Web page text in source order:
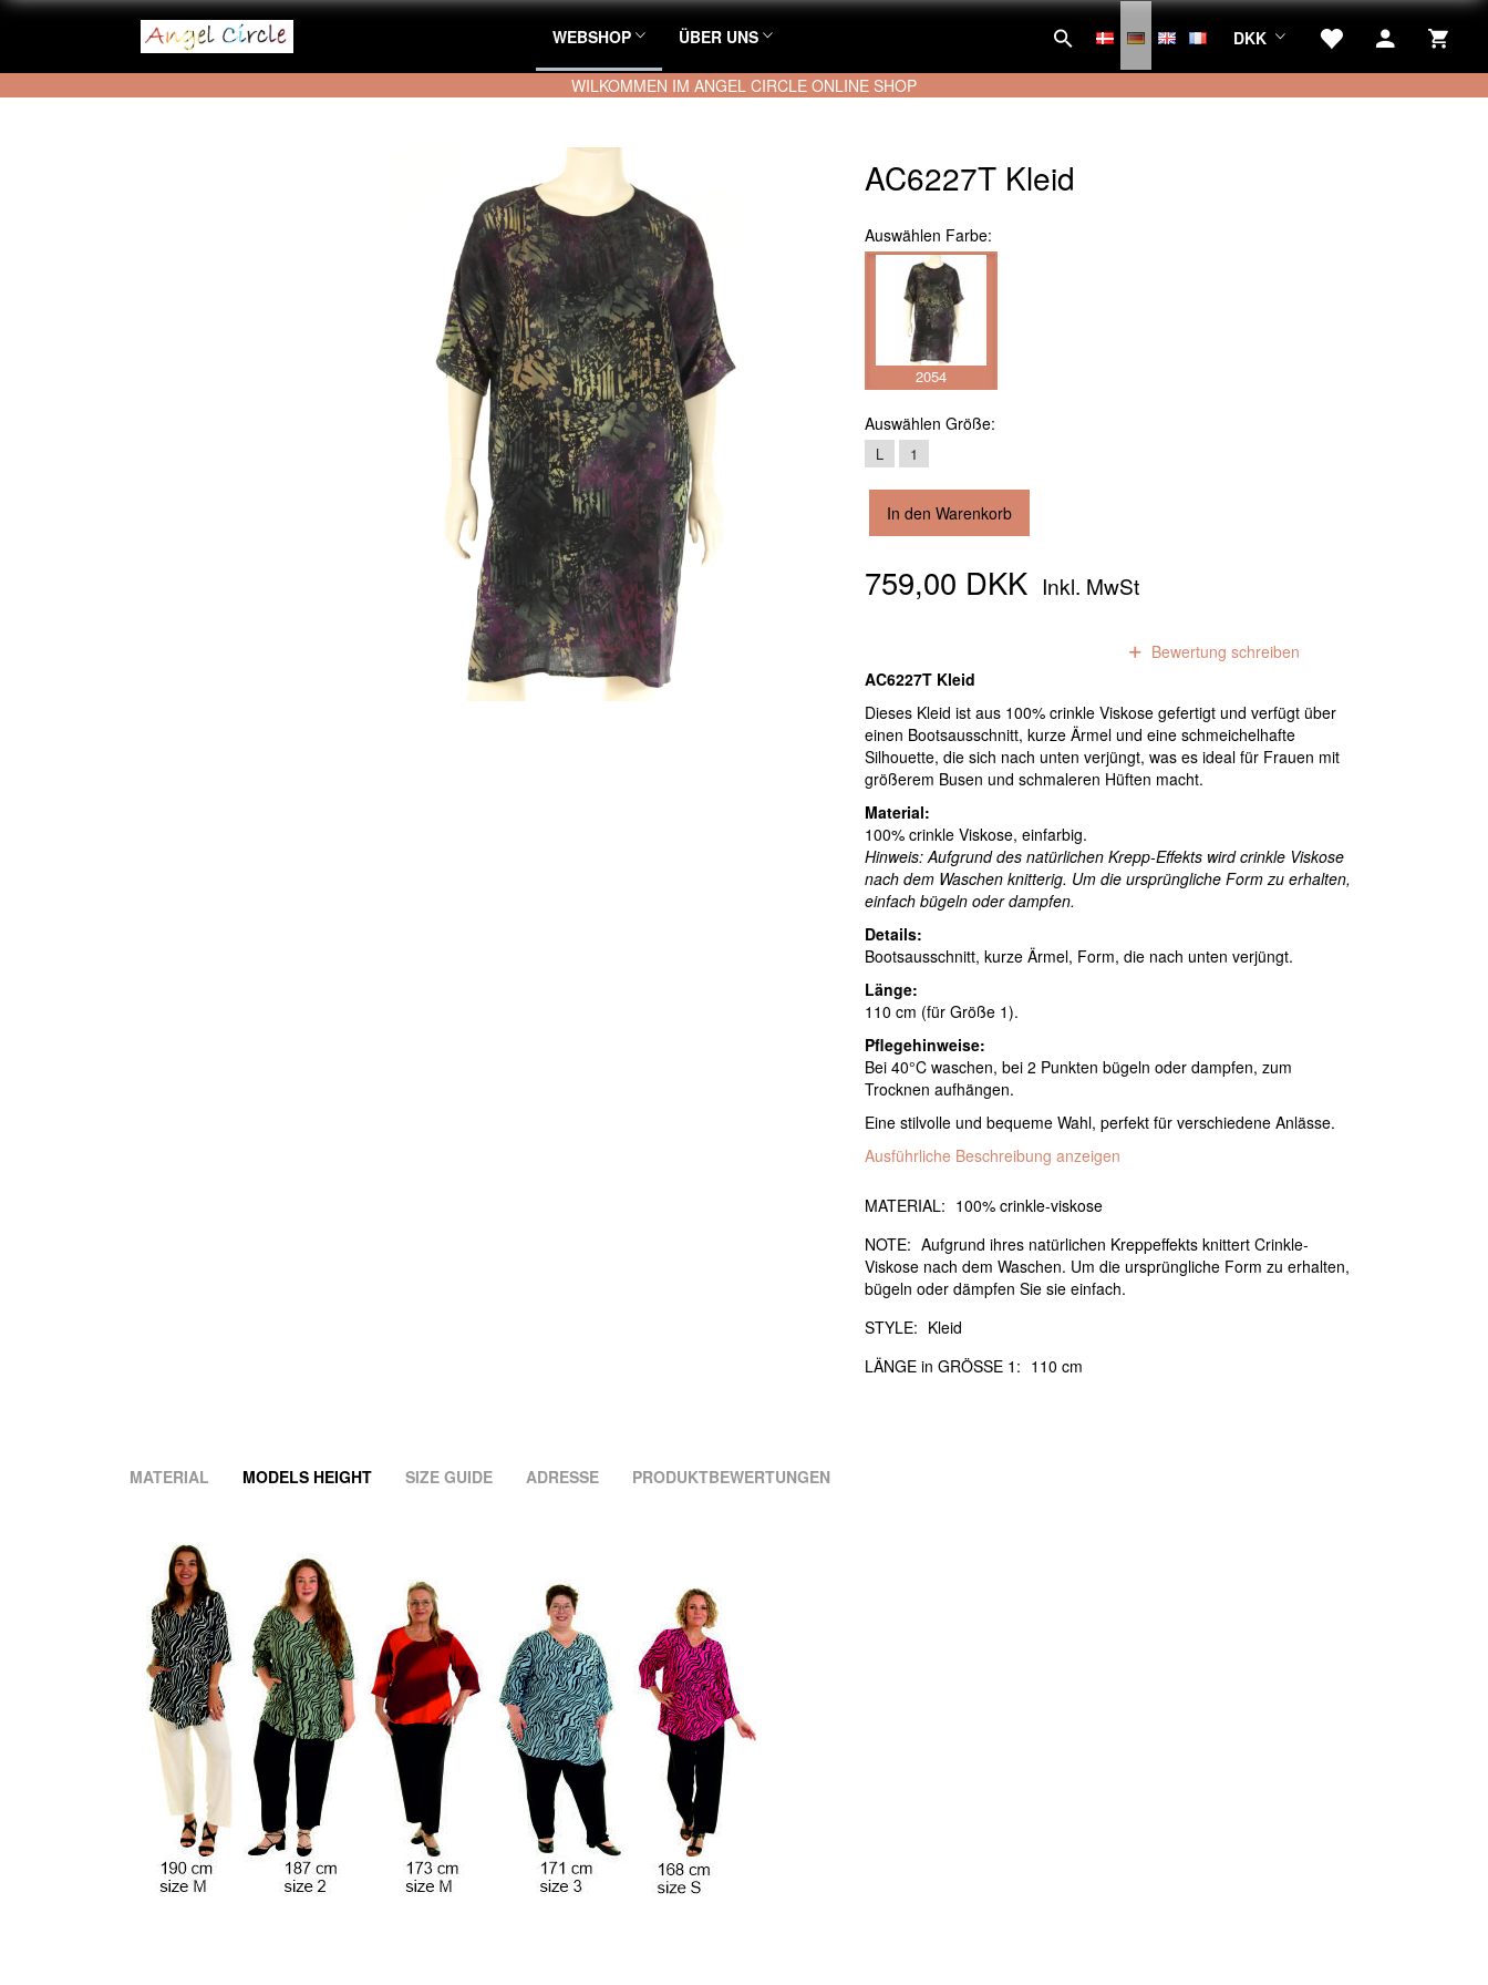
WEBSHOP ÜBER UNS DKK
WILKOMMEN IM ANGEL CIRCLE ONLINE SHOP
AC6227T Kleid
Auswählen Farbe:
2054
Auswählen Größe:
L 1
In den Warenkorb
759,00 DKK Inkl. MwSt
Bewertung schreiben
AC6227T Kleid
Dieses Kleid ist aus 100% crinkle Viskose gefertigt und verfügt über
einen Bootsausschnitt, kurze Ärmel und eine schmeichelhafte
Silhouette, die sich nach unten verjüngt, was es ideal für Frauen mit
größerem Busen und schmaleren Hüften macht.
Material:
100% crinkle Viskose, einfarbig.
Hinweis: Aufgrund des natürlichen Krepp-Effekts wird crinkle Viskose
nach dem Waschen knitterig. Um die ursprüngliche Form zu erhalten,
einfach bügeln oder dampfen.
Details:
Bootsausschnitt, kurze Ärmel, Form, die nach unten verjüngt.
Länge:
110 cm (für Größe 1).
Pflegehinweise:
Bei 40°C waschen, bei 2 Punkten bügeln oder dampfen, zum
Trocknen aufhängen.
Eine stilvolle und bequeme Wahl, perfekt für verschiedene Anlässe.
Ausführliche Beschreibung anzeigen
MATERIAL: 100% crinkle-viskose
NOTE: Aufgrund ihres natürlichen Kreppeffekts knittert Crinkle-
Viskose nach dem Waschen. Um die ursprüngliche Form zu erhalten,
bügeln oder dämpfen Sie sie einfach.
STYLE: Kleid
LÄNGE in GRÖSSE 1: 110 cm
MATERIAL MODELS HEIGHT SIZE GUIDE ADRESSE PRODUKTBEWERTUNGEN